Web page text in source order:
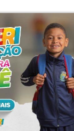
OS DIREITOS
DE USO E
EXPEDIENTE
SOBRE
e Privacidade
para
Ao
você concorda
ACESSE
PROSSEGUIR